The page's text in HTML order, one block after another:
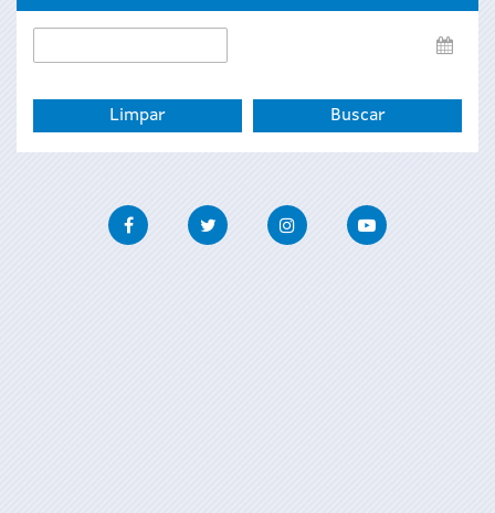
de
FacebookTwitter InstagramYoutube